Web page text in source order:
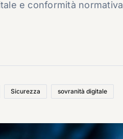
e conformità normativa
Sicurezza sovranità digitale